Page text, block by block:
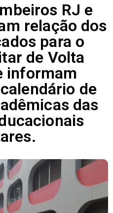
RJ e
relação dos
para o
de Volta
informam
de
das